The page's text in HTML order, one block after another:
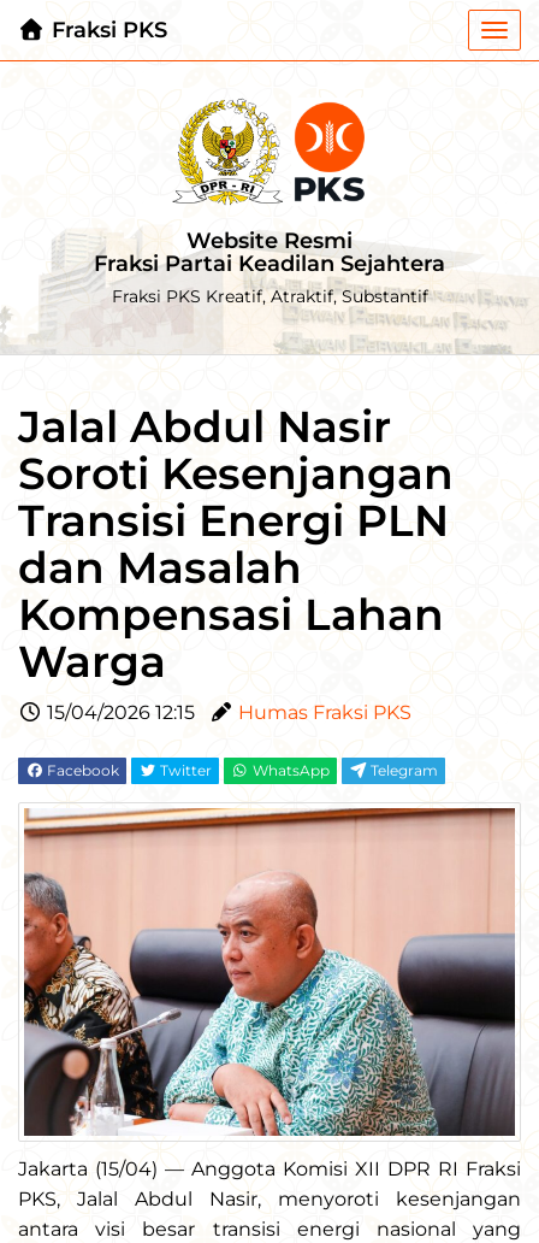
Fraksi PKS
Website Resmi
Fraksi Partai Keadilan Sejahtera
Fraksi PKS Kreatif, Atraktif, Substantif
Jalal Abdul Nasir
Soroti Kesenjangan
Transisi Energi PLN
dan Masalah
Kompensasi Lahan
Warga
15/04/2026 12:15 Humas Fraksi PKS
Facebook Twitter WhatsApp Telegram
Jakarta (15/04) — Anggota Komisi XII DPR RI Fraksi
PKS, Jalal Abdul Nasir, menyoroti kesenjangan
antara visi besar transisi energi nasional yang